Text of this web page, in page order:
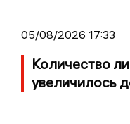
05/08/2026 17:33
Количество
увеличилось